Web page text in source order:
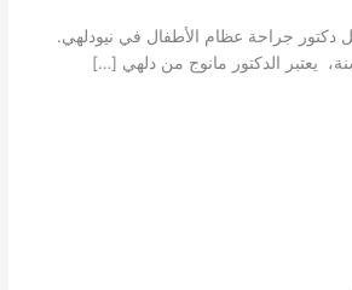
دكتور جراحة عظام الأطفال في نيودلهي.